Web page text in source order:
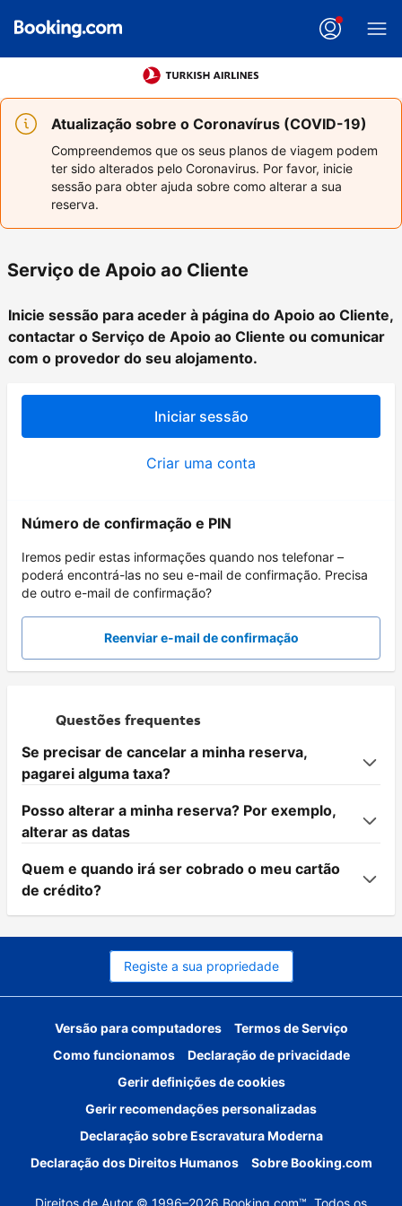
Atualização sobre o Coronavírus (COVID-19)
Compreendemos que os seus planos de viagem podem
ter sido alterados pelo Coronavirus. Por favor, inicie
sessão para obter ajuda sobre como alterar a sua
reserva.
Serviço de Apoio ao Cliente
Inicie sessão para aceder à página do Apoio ao Cliente,
contactar o Serviço de Apoio ao Cliente ou comunicar
com o provedor do seu alojamento.
Iniciar sessão
Criar uma conta
Número de confirmação e PIN
Iremos pedir estas informações quando nos telefonar –
poderá encontrá-las no seu e-mail de confirmação. Precisa
de outro e-mail de confirmação?
Reenviar e-mail de confirmação
Questões frequentes
Se precisar de cancelar a minha reserva,
pagarei alguma taxa?
Posso alterar a minha reserva? Por exemplo,
alterar as datas
Quem e quando irá ser cobrado o meu cartão
de crédito?
Registe a sua propriedade
Versão para computadores
Termos de Serviço
Como funcionamos
Declaração de privacidade
Gerir definições de cookies
Gerir recomendações personalizadas
Declaração sobre Escravatura Moderna
Declaração dos Direitos Humanos
Sobre Booking.com
Direitos de Autor © 1996–2026 Booking.com™. Todos os